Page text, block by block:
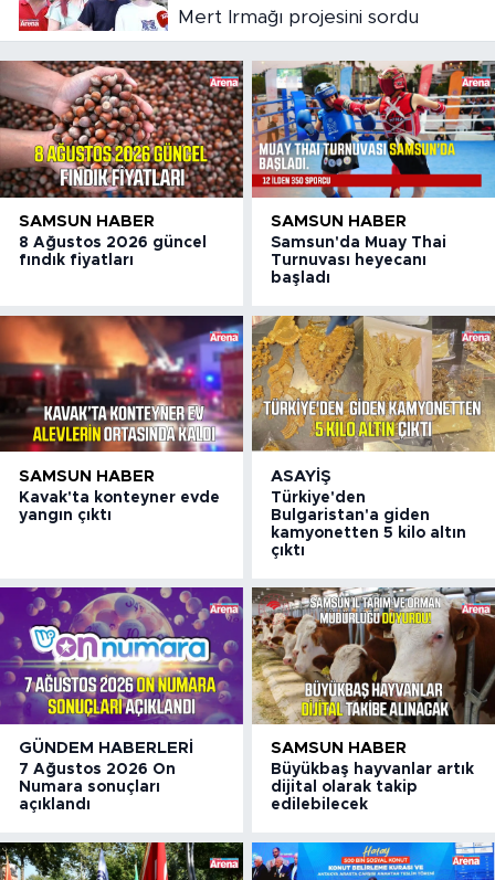
Mert Irmağı projesini sordu
SAMSUN HABER
8 Ağustos 2026 güncel
fındık fiyatları
SAMSUN HABER
Samsun'da Muay Thai
Turnuvası heyecanı
başladı
SAMSUN HABER
Kavak'ta konteyner evde
yangın çıktı
ASAYIŞ
Türkiye'den
Bulgaristan'a giden
kamyonetten 5 kilo altın
çıktı
GÜNDEM HABERLERI
7 Ağustos 2026 On
Numara sonuçları
açıklandı
SAMSUN HABER
Büyükbaş hayvanlar artık
dijital olarak takip
edilebilecek